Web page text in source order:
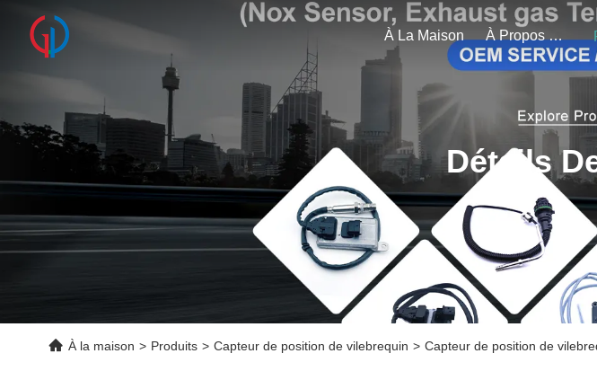
À La Maison À Propos De Nous
Détails
À la maison > Produits > Capteur de position de vilebrequin > Capteur de position de